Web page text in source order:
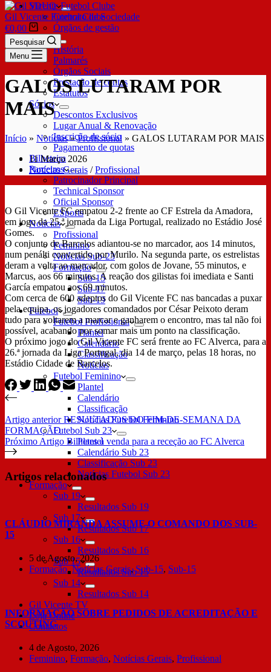
SDUQ
Contrato de Sociedade
Órgãos de gestão
Clube
História
Palmarés
Órgãos Sociais
Prestação de contas
Estatutos
Sócios
Descontos Exclusivos
Lugar Anual & Renovação
Inscrição de sócio
Pagamento de quotas
Bilheteira
Parceiros
Patrocinador Principal
Technical Sponsor
Oficial Sponsor
ESports
Notícias
Profissional
Feminino
Notícias Sub-23
Formação
Sub-15
Sub-17
Sub-19
Futebol
Futebol Profissional
Plantel
Calendário
Classificação
Notícias
Futebol Feminino
Plantel
Calendário
Classificação
Notícias Futebol Feminino
Futebol Sub 23
Plantel
Calendário Sub 23
Classificação Sub 23
Notícias Futebol Sub 23
Formação
Sub 19
Resultados Sub 19
Sub 17
Resultados Sub 17
Sub 16
Resultados Sub 16
Sub 15
Resultados Sub 15
Sub 14
Resultados Sub 14
Gil Vicente TV
Loja Online
Contactos
Gil Vicente Futebol Clube
€0,00
Pesquisar
Menu
GALOS LUTARAM POR
MAIS
Início » Notícias»Profissional » GALOS LUTARAM POR MAIS
11 Março 2026
Notícias Gerais /Profissional
O Gil Vicente FC empatou 2-2 frente ao CF Estrela da Amadora,
em jogo da 25.ª jornada da Liga Portugal, realizado no Estádio José
Gomes.
O conjunto de Barcelos adiantou-se no marcador, aos 14 minutos,
num penálti convertido por Murilo. Na segunda parte, os estrelistas
deram a volta ao marcador, com golos de Jovane, 55 minutos, e
Marcus, aos 66 minutos. A reação dos gilistas foi imediata e Santi
García empatou aos 69 minutos.
Com cerca de 600 adeptos do Gil Vicente FC nas bancadas a puxar
pela equipa, os jogadores comandados por César Peixoto deram
tudo para voltarem a marcar e ganharem o encontro, mas tal não foi
possível, acabando por somar mais um ponto na classificação.
O próximo jogo do Gil Vicente FC será frente ao FC Alverca, para a
26.ª jornada da Liga Portugal, dia 14 de março, pelas 18 horas, no
Estádio Cidade de Barcelos.
Artigo anteriorRESULTADOS DO FIM-DE-SEMANA DA
FORMAÇÃO
Próximo Artigo Bilhetes à venda para a receção ao FC Alverca
Artigos relacionados
CLÁUDIO MIRANDA ASSUME O COMANDO DOS SUB-
15
5 de Agosto, 2026
Formação,Notícias Gerais,Sub-15, Sub-15
INFORMAÇÃO SOBRE PEDIDOS DE ACREDITAÇÃO E
SCOUTING
4 de Agosto, 2026
Feminino, Formação, Notícias Gerais, Profissional